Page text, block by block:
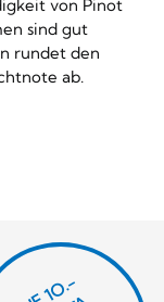
von Pinot
sind gut
rundet den
ab.